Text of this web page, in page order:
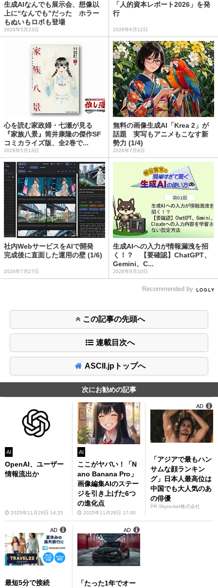
生成AIなんでも展示会、想像以
上に“なんでも”だった ホラー
もぬいもロボも登場
2026年5月23日
「人的資本レポート2026」を発
行
2026年6月12日
心を読む家政婦・七瀬が見る
『家族八景』筒井康隆の傑作SF
コミカライズ版、全2巻で...
2026年5月13日
無料の画像生成AI「Krea 2」が
話題 実写もアニメもこなす新
勢力 (1/4)
2026年7月6日
社内WebサービスをAIで開発
完成後に直面した運用の壁 (1/6)
2026年7月27日
生成AIへの入力が情報漏洩を招
く！？ 【要確認】ChatGPT、
Gemini、C...
2026年6月10日
Recommended by
この記事の先頭へ
連載目次へ
ASCII.jpトップへ
次にお勧めの記事
AI
OpenAI、ユーザー
情報流出か
2025年11月28日 14:25
AI
ここがヤバい！「N
ano Banana Pro」
画像編集AIのステー
ジを引き上げた6つ
の進化点
2025年11月28日 17:00
「アジアで最もハン
サムな顔ランキン
グ」日本人最高位は
中国でも大人気のあ
の俳優
PR Skyrocket株式会社
AD
最短5分で接続
AD
「たった1年でオー
AD